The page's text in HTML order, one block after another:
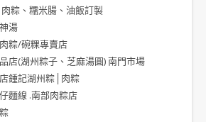
肉粽、糯米腸、油飯訂製
湯
粽/碗粿專賣店
店(湖州粽子、芝麻湯圓) 南門市場
鍾記湖州粽│肉粽
麵線 .南部肉粽店